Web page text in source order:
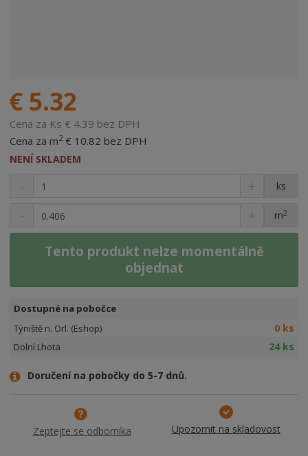
€ 5.32
Cena za Ks € 4.39 bez DPH
Cena za m2 € 10.82 bez DPH
NENÍ SKLADEM
ks
m2
Tento produkt nelze momentálně
objednat
Dostupné na pobočce
Týniště n. Orl. (Eshop)
0 ks
Dolní Lhota 24 ks
Doručení na pobočky do 5-7 dnů.
Zeptejte se odborníka Upozornit na skladovost